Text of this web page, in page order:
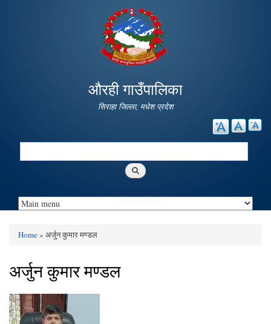
main
content
औरही गाउँपालिका
सिराहा जिल्ला, मधेश प्रदेश
Search
You are here
Home» अर्जुन कुमार मण्डल
अर्जुन कुमार मण्डल